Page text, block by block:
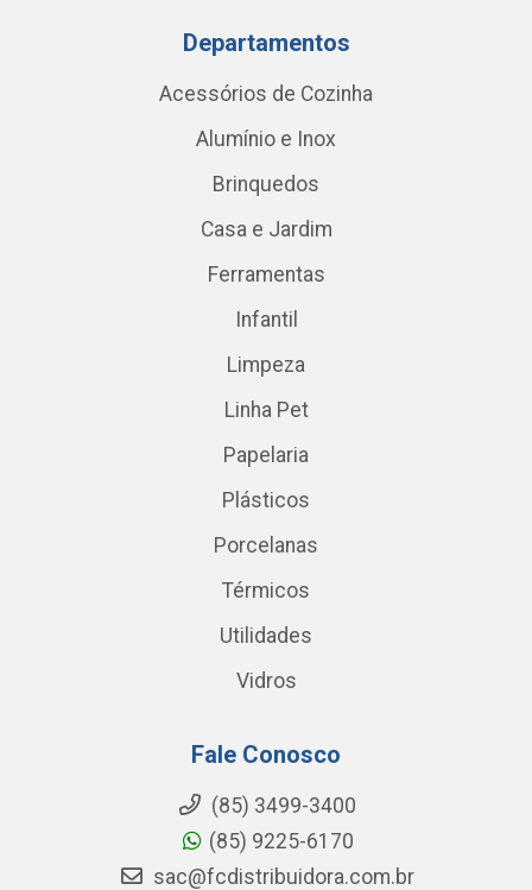
Departamentos
Acessórios de Cozinha
Alumínio e Inox
Brinquedos
Casa e Jardim
Ferramentas
Infantil
Limpeza
Linha Pet
Papelaria
Plásticos
Porcelanas
Térmicos
Utilidades
Vidros
Fale Conosco
(85) 3499-3400
(85) 9225-6170
sac@fcdistribuidora.com.br